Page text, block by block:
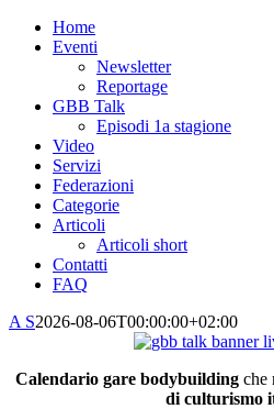
Home
Eventi
Newsletter
Reportage
GBB Talk
Episodi 1a stagione
Video
Servizi
Federazioni
Categorie
Articoli
Articoli short
Contatti
FAQ
A S2026-08-06T00:00:00+02:00
Calendario gare bodybuilding che
di culturismo